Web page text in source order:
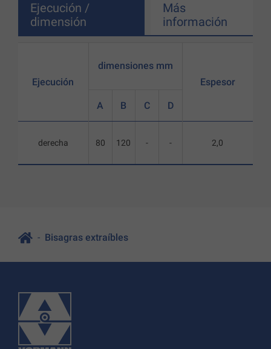
Ejecución /
dimensión
Más
información
Ejecución
derecha
dimensiones mm
A B C D
80 120 - -
Espesor
2,0
Bisagras extraíbles